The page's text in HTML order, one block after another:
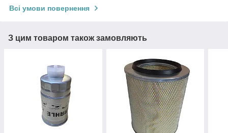
Всі умови повернення
З цим товаром також замовляють